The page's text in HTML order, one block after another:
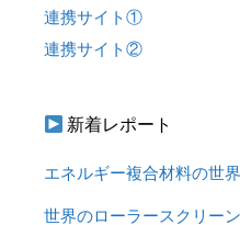
連携サイト①
連携サイト②
新着レポート
エネルギー複合材料の世
世界のローラースクリー